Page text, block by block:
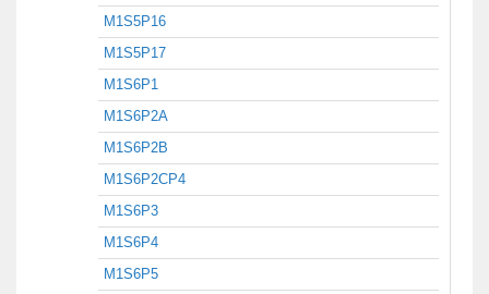
M1S5P16
M1S5P17
M1S6P1
M1S6P2A
M1S6P2B
M1S6P2CP4
M1S6P3
M1S6P4
M1S6P5